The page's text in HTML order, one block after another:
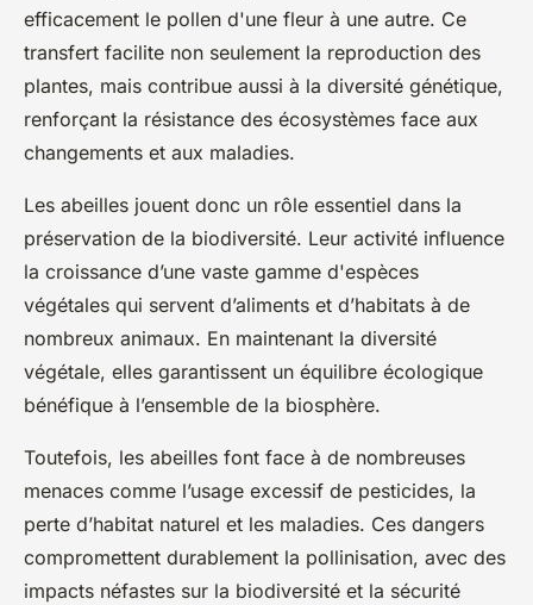
efficacement le pollen d'une fleur à une autre. Ce
transfert facilite non seulement la reproduction des
plantes, mais contribue aussi à la diversité génétique,
renforçant la résistance des écosystèmes face aux
changements et aux maladies.
Les abeilles jouent donc un rôle essentiel dans la
préservation de la biodiversité. Leur activité influence
la croissance d’une vaste gamme d'espèces
végétales qui servent d’aliments et d’habitats à de
nombreux animaux. En maintenant la diversité
végétale, elles garantissent un équilibre écologique
bénéfique à l’ensemble de la biosphère.
Toutefois, les abeilles font face à de nombreuses
menaces comme l’usage excessif de pesticides, la
perte d’habitat naturel et les maladies. Ces dangers
compromettent durablement la pollinisation, avec des
impacts néfastes sur la biodiversité et la sécurité